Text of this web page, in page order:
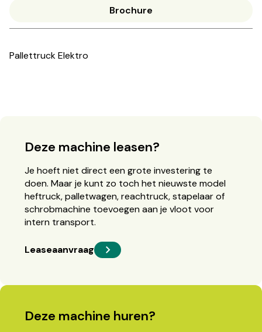
Brochure
Pallettruck Elektro
Deze machine leasen?
Je hoeft niet direct een grote investering te
doen. Maar je kunt zo toch het nieuwste model
heftruck, palletwagen, reachtruck, stapelaar of
schrobmachine toevoegen aan je vloot voor
intern transport.
Leaseaanvraag
Deze machine huren?